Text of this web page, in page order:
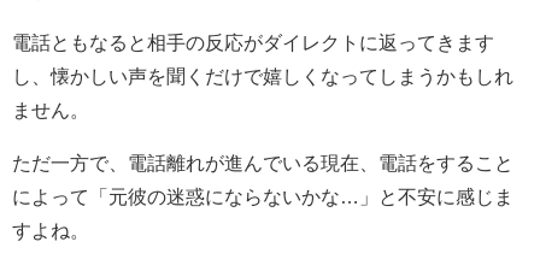
電話ともなると相手の反応がダイレクトに返ってきます
し、懐かしい声を聞くだけで嬉しくなってしまうかもしれ
ません。
ただ一方で、電話離れが進んでいる現在、電話をすること
によって「元彼の迷惑にならないかな…」と不安に感じま
すよね。